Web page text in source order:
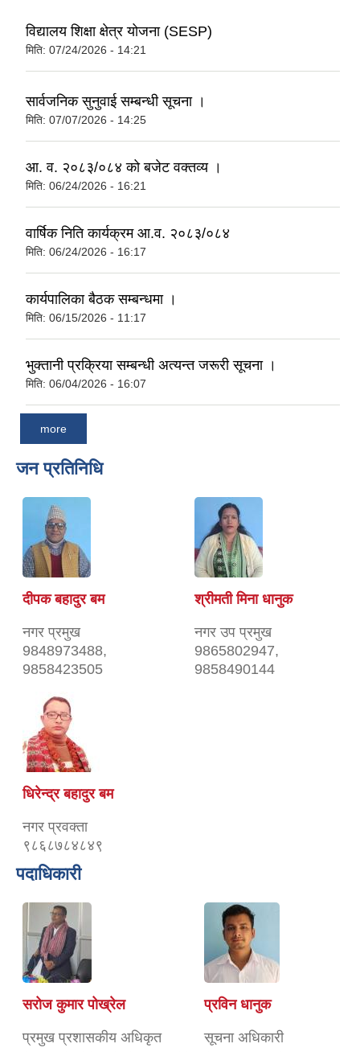
विद्यालय शिक्षा क्षेत्र योजना (SESP)
मिति: 07/24/2026 - 14:21
सार्वजनिक सुनुवाई सम्बन्धी सूचना ।
मिति: 07/07/2026 - 14:25
आ. व. २०८३/०८४ को बजेट वक्तव्य ।
मिति: 06/24/2026 - 16:21
वार्षिक निति कार्यक्रम आ.व. २०८३/०८४
मिति: 06/24/2026 - 16:17
कार्यपालिका बैठक सम्बन्धमा ।
मिति: 06/15/2026 - 11:17
भुक्तानी प्रक्रिया सम्बन्धी अत्यन्त जरूरी सूचना ।
मिति: 06/04/2026 - 16:07
more
जन प्रतिनिधि
दीपक बहादुर बम
नगर प्रमुख
9848973488,
9858423505
श्रीमती मिना धानुक
नगर उप प्रमुख
9865802947,
9858490144
धिरेन्द्र बहादुर बम
नगर प्रवक्ता
९८६८७८४८४९
पदाधिकारी
सरोज कुमार पोख्रेल
प्रमुख प्रशासकीय अधिकृत
प्रविन धानुक
सूचना अधिकारी